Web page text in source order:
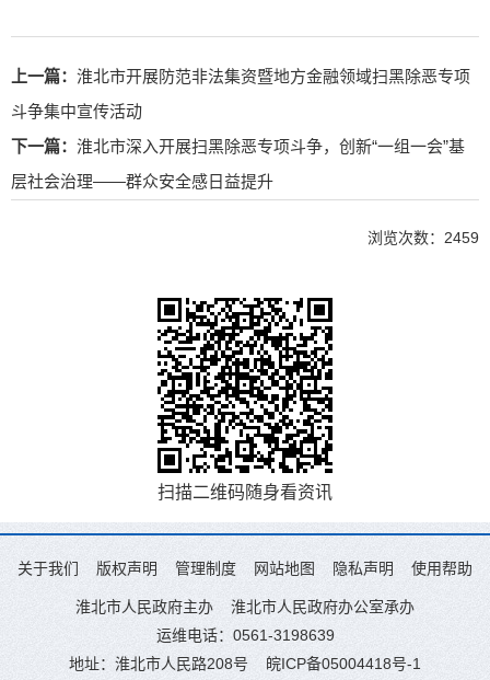
上一篇： 淮北市开展防范非法集资暨地方金融领域扫黑除恶专项
斗争集中宣传活动
下一篇： 淮北市深入开展扫黑除恶专项斗争，创新“一组一会”基
层社会治理——群众安全感日益提升
浏览次数： 2459
扫描二维码随身看资讯
关于我们 版权声明 管理制度 网站地图 隐私声明 使用帮助
淮北市人民政府主办
淮北市人民政府办公室承办
运维电话：0561-3198639
地址：淮北市人民路208号
皖ICP备05004418号-1